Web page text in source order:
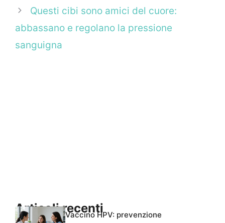
Questi cibi sono amici del cuore:
abbassano e regolano la pressione
sanguigna
Articoli recentiVaccino HPV: prevenzione